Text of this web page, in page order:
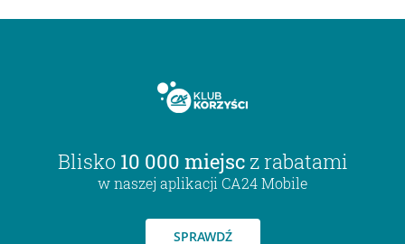
Blisko 10 000 miejsc z rabatami
w naszej aplikacji CA24 Mobile
SPRAWDŹ